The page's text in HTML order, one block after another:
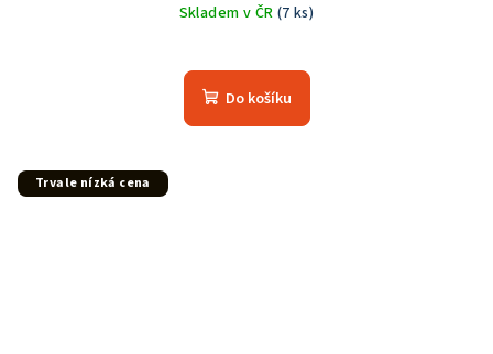
Skladem v ČR (7 ks)
Do košíku
Trvale nízká cena